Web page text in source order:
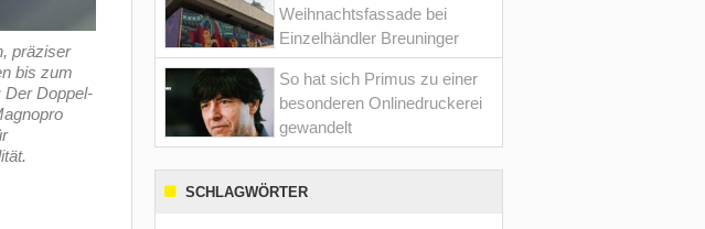
präziser
bis zum
Der Doppel-
Weihnachtsfassade bei
Einzelhändler Breuninger
So hat sich Primus zu einer
besonderen Onlinedruckerei
gewandelt
SCHLAGWÖRTER